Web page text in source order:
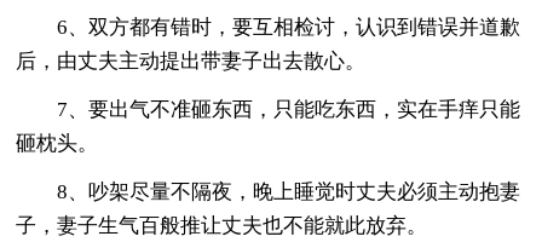
6、双方都有错时，要互相检讨，认识到错误并道歉
后，由丈夫主动提出带妻子出去散心。
7、要出气不准砸东西，只能吃东西，实在手痒只能
砸枕头。
8、吵架尽量不隔夜，晚上睡觉时丈夫必须主动抱妻
子，妻子生气百般推让丈夫也不能就此放弃。